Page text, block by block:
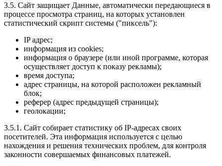
3.5. Сайт защищает Данные, автоматически передающиеся в
процессе просмотра страниц, на которых установлен
статистический скрипт системы ("пиксель"):
IP адрес;
информация из cookies;
информация о браузере (или иной программе, которая
осуществляет доступ к показу рекламы);
время доступа;
адрес страницы, на которой расположен рекламный
блок;
реферер (адрес предыдущей страницы);
геолокации;
3.5.1. Сайт собирает статистику об IP-адресах своих
посетителей. Эта информация используется с целью
нахождения и решения технических проблем, для контроля
законности совершаемых финансовых платежей.